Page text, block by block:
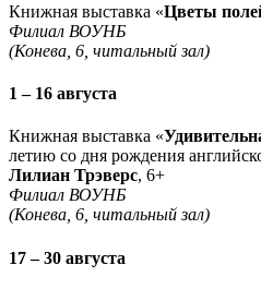
Книжная выставка «Цветы
Филиал ВОУНБ
(Конева, 6, читальный зал)
1 – 16 августа
Книжная выставка «
летию со дня рождения
Лилиан Трэверс, 6+
Филиал ВОУНБ
(Конева, 6, читальный зал)
17 – 30 августа